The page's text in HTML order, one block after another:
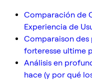
Comparación de
Experiencia de
Comparaison des
forteresse ultime
Análisis en
hace (y por qué